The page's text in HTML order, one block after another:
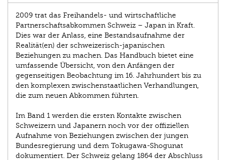
2009 trat das Freihandels- und wirtschaftliche
Partnerschaftsabkommen Schweiz – Japan in Kraft.
Dies war der Anlass, eine Bestandsaufnahme der
Realität(en) der schweizerisch-japanischen
Beziehungen zu machen. Das Handbuch bietet eine
umfassende Übersicht, von den Anfängen der
gegenseitigen Beobachtung im 16. Jahrhundert bis zu
den komplexen zwischenstaatlichen Verhandlungen,
die zum neuen Abkommen führten.
Im Band 1 werden die ersten Kontakte zwischen
Schweizern und Japanern noch vor der offiziellen
Aufnahme von Beziehungen zwischen der jungen
Bundesregierung und dem Tokugawa-Shogunat
dokumentiert. Der Schweiz gelang 1864 der Abschluss